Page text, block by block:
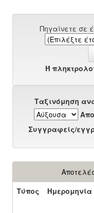
Πηγαίνετε σε
Ή
Ταξινόμηση
Συγγραφείς/
Τύπος
Ημερομηνία